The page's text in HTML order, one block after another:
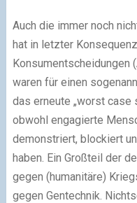
Auch die immer noch
hat in letzter
Konsumentscheidungen
waren für einen
das erneute „worst case
obwohl engagierte
demonstriert, blockiert
haben. Ein Großteil der
gegen (humanitäre)
gegen Gentechnik.